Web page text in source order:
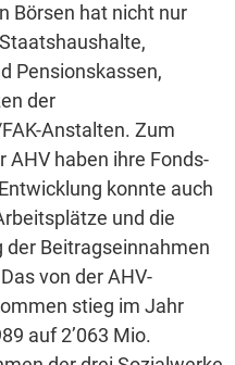
Börsen hat nicht nur
Pensionskassen,
der
Anstalten. Zum
haben ihre Fonds-
konnte auch
und die
Beitragseinnahmen
von der AHV-
stieg im Jahr
auf 2’063 Mio.